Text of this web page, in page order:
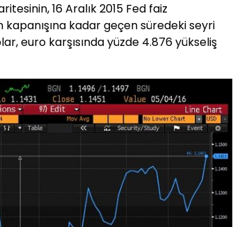
16 Aralık 2015 Fed faiz
kapanışına kadar geçen süredeki seyri
euro karşısında yüzde 4.876 yükseliş